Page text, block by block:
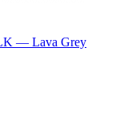
— Lava Grey